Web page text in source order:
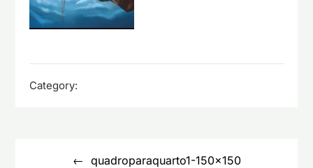
Category:
quadroparaquarto1-150×150